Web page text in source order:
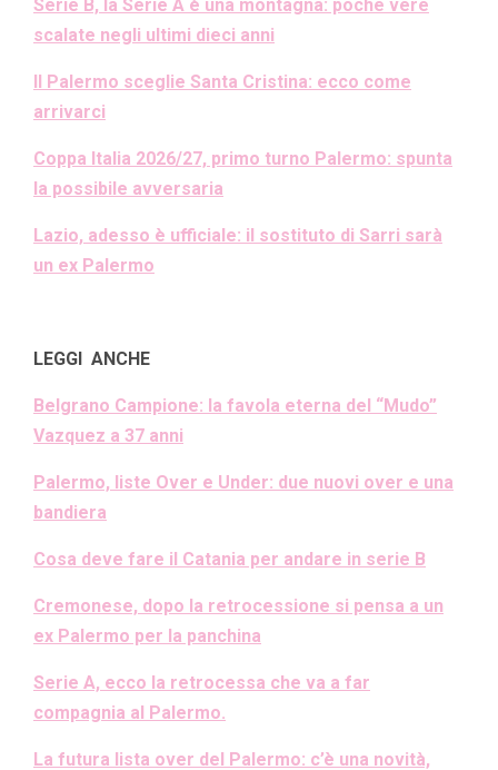
Serie B, la Serie A è una montagna: poche vere
scalate negli ultimi dieci anni
Il Palermo sceglie Santa Cristina: ecco come
arrivarci
Coppa Italia 2026/27, primo turno Palermo: spunta
la possibile avversaria
Lazio, adesso è ufficiale: il sostituto di Sarri sarà
un ex Palermo
LEGGI ANCHE
Belgrano Campione: la favola eterna del “Mudo”
Vazquez a 37 anni
Palermo, liste Over e Under: due nuovi over e una
bandiera
Cosa deve fare il Catania per andare in serie B
Cremonese, dopo la retrocessione si pensa a un
ex Palermo per la panchina
Serie A, ecco la retrocessa che va a far
compagnia al Palermo.
La futura lista over del Palermo: c’è una novità,